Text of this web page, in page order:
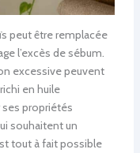
peut être remplacée
l’excès de sébum.
excessive peuvent
en huile
propriétés
souhaitent un
tout à fait possible